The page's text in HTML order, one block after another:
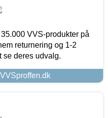
VVS-produkter på
returnering og 1-2
se deres udvalg.